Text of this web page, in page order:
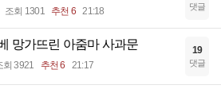
조회 1301 추천 6 21:18 댓글
망가뜨린 아줌마 사과문
회 3921 추천 6 21:17
19
댓글